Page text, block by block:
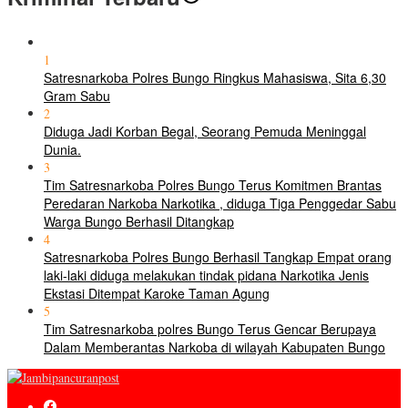
1
Satresnarkoba Polres Bungo Ringkus Mahasiswa, Sita 6,30
Gram Sabu
2
Diduga Jadi Korban Begal, Seorang Pemuda Meninggal
Dunia.
3
Tim Satresnarkoba Polres Bungo Terus Komitmen Brantas
Peredaran Narkoba Narkotika , diduga Tiga Penggedar Sabu
Warga Bungo Berhasil Ditangkap
4
Satresnarkoba Polres Bungo Berhasil Tangkap Empat orang
laki-laki diduga melakukan tindak pidana Narkotika Jenis
Ekstasi Ditempat Karoke Taman Agung
5
Tim Satresnarkoba polres Bungo Terus Gencar Berupaya
Dalam Memberantas Narkoba di wilayah Kabupaten Bungo